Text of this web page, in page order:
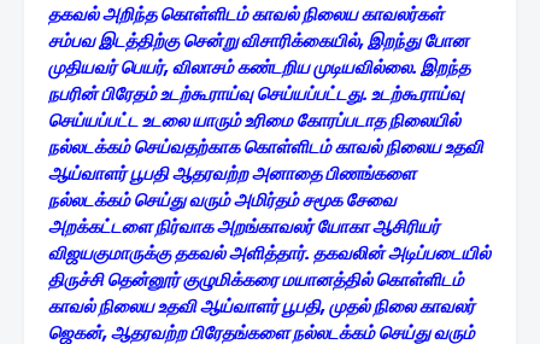
தகவல் அறிந்த கொள்ளிடம் காவல் நிலைய காவலர்கள்
சம்பவ இடத்திற்கு சென்று விசாரிக்கையில், இறந்து போன
முதியவர் பெயர், விலாசம் கண்டறிய முடியவில்லை. இறந்த
நபரின் பிரேதம் உடற்கூராய்வு செய்யப்பட்டது. உடற்கூராய்வு
செய்யப்பட்ட உடலை யாரும் உரிமை கோரப்படாத நிலையில்
நல்லடக்கம் செய்வதற்காக கொள்ளிடம் காவல் நிலைய உதவி
ஆய்வாளர் பூபதி ஆதரவற்ற அனாதை பிணங்களை
நல்லடக்கம் செய்து வரும் அமிர்தம் சமூக சேவை
அறக்கட்டளை நிர்வாக அறங்காவலர் யோகா ஆசிரியர்
விஜயகுமாருக்கு தகவல் அளித்தார். தகவலின் அடிப்படையில்
திருச்சி தென்னூர் குழுமிக்கரை மயானத்தில் கொள்ளிடம்
காவல் நிலைய உதவி ஆய்வாளர் பூபதி, முதல் நிலை காவலர்
ஜெகன், ஆதரவற்ற பிரேதங்களை நல்லடக்கம் செய்து வரும்